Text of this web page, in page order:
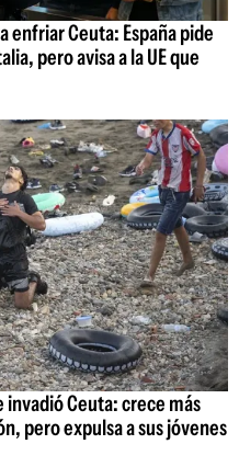
enfriar Ceuta: España pide
pero avisa a la UE que
Ceuta: crece más
pero expulsa a sus jóvenes